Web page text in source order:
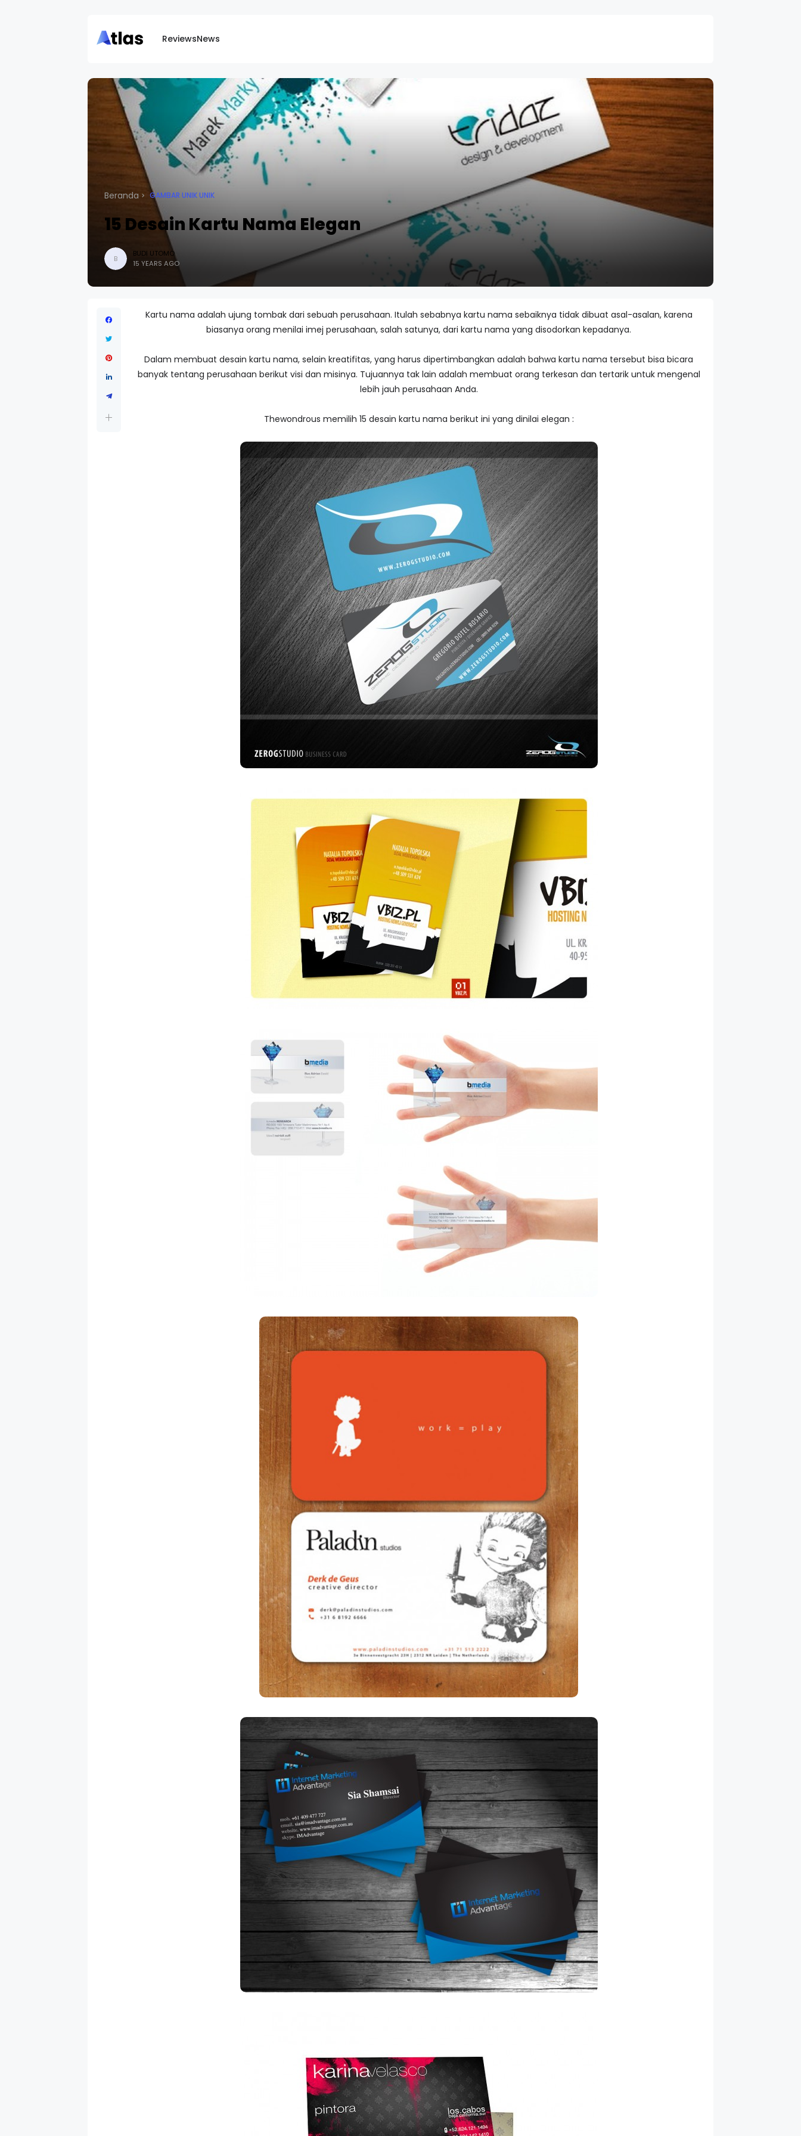
ReviewsNews
Beranda GAMBAR UNIK UNIK
15 Desain Kartu Nama Elegan
B
BUDI UTOMO
15 YEARS AGO
Kartu nama adalah ujung tombak dari sebuah perusahaan. Itulah sebabnya kartu nama sebaiknya tidak dibuat asal-asalan, karena
biasanya orang menilai imej perusahaan, salah satunya, dari kartu nama yang disodorkan kepadanya.
Dalam membuat desain kartu nama, selain kreatifitas, yang harus dipertimbangkan adalah bahwa kartu nama tersebut bisa bicara
banyak tentang perusahaan berikut visi dan misinya. Tujuannya tak lain adalah membuat orang terkesan dan tertarik untuk mengenal
lebih jauh perusahaan Anda.
Thewondrous memilih 15 desain kartu nama berikut ini yang dinilai elegan :